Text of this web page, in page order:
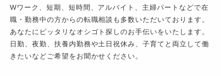
Wワーク、短期、短時間、アルバイト、主婦パートなどで在
職・勤務中の方からの転職相談も多数いただいております。
あなたにピッタリなオシゴト探しのお手伝いをいたします。
日勤、夜勤、扶養内勤務や土日祝休み、子育てと両立して働
きたいなどご希望をお聞かせください。